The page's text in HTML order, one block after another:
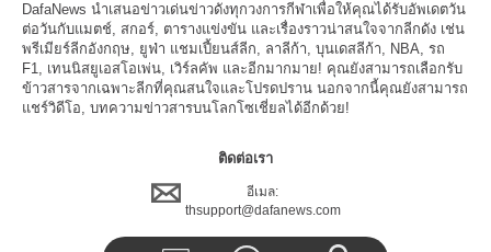
DafaNews นำเสนอข่าวเด่นข่าวดังทุกวงการกีฬาเพื่อให้คุณได้รับอัพเดตวัน
ต่อวันกับแมตช์, สกอร์, ตารางแข่งขัน และเรื่องราวน่าสนใจจากลีกดัง เช่น
พรีเมียร์ลีกอังกฤษ, ยูฟ่า แชมเปี้ยนส์ลีก, ลาลีก้า, บุนเดสลีก้า, NBA, รถ
F1, เทนนิสยูเอสโอเพ่น, เวิร์ลคัพ และอีกมากมาย! คุณยังสามารถเลือกรับ
ข้าวสารจากเฉพาะลีกที่คุณสนใจและโปรดปราน นอกจากนี้คุณยังสามารถ
แชร์วิดีโอ, บทความข่าวสารบนโลกโซเชี่ยลได้อีกด้วย!
ติดต่อเรา
อีเมล:
thsupport@dafanews.com